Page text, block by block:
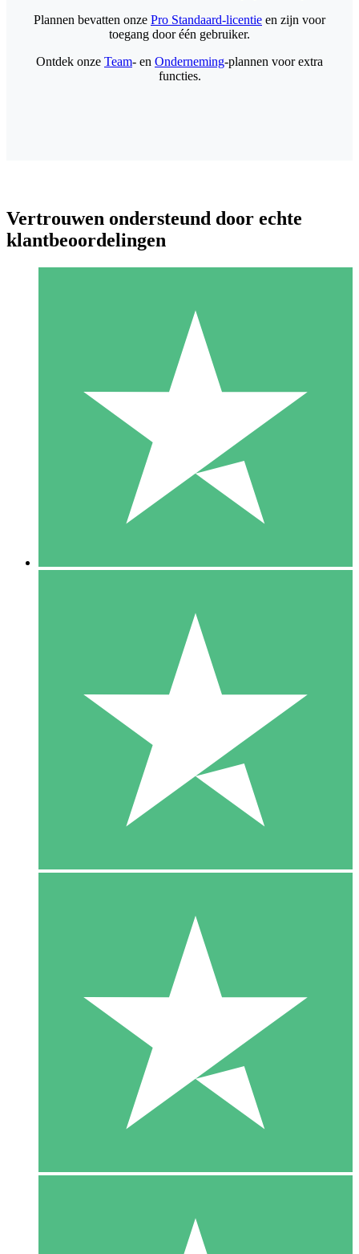
Individuele Creditpakketten
Betaal per gebruik met downloadtegoeden. Geen maandelijkse
1000
10 Downloaden
20 00
Plannen bevatten onze Pro Standaard-licentie en zijn voor
toegang door één gebruiker.
Ontdek onze Team- en Onderneming-plannen voor extra
functies.
Vertrouwen ondersteund door echte
klantbeoordelingen